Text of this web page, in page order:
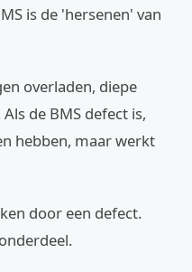
is de 'hersenen' van
overladen, diepe
de BMS defect is,
hebben, maar werkt
door een defect.